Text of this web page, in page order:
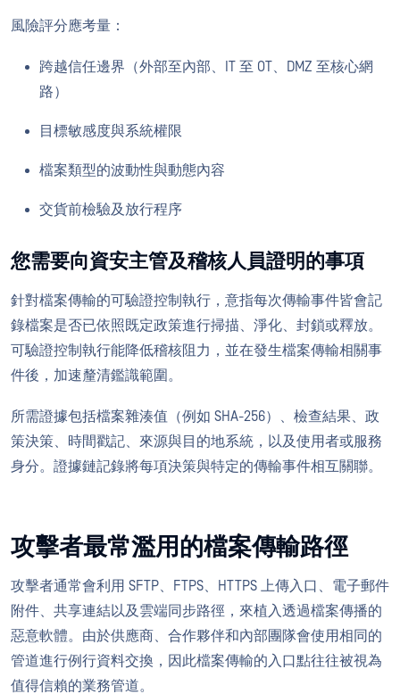
風險評分應考量：
跨越信任邊界（外部至內部、IT 至 OT、DMZ 至核心網
路）
目標敏感度與系統權限
檔案類型的波動性與動態內容
交貨前檢驗及放行程序
您需要向資安主管及稽核人員證明的事項
針對檔案傳輸的可驗證控制執行，意指每次傳輸事件皆會記
錄檔案是否已依照既定政策進行掃描、淨化、封鎖或釋放。
可驗證控制執行能降低稽核阻力，並在發生檔案傳輸相關事
件後，加速釐清鑑識範圍。
所需證據包括檔案雜湊值（例如 SHA-256）、檢查結果、政
策決策、時間戳記、來源與目的地系統，以及使用者或服務
身分。證據鏈記錄將每項決策與特定的傳輸事件相互關聯。
攻擊者最常濫用的檔案傳輸路徑
攻擊者通常會利用 SFTP、FTPS、HTTPS 上傳入口、電子郵件
附件、共享連結以及雲端同步路徑，來植入透過檔案傳播的
惡意軟體。由於供應商、合作夥伴和內部團隊會使用相同的
管道進行例行資料交換，因此檔案傳輸的入口點往往被視為
值得信賴的業務管道。